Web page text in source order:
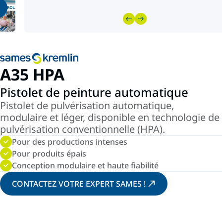
A35 HPA
Pistolet de peinture automatique
Pistolet de pulvérisation automatique,
modulaire et léger, disponible en technologie de
pulvérisation conventionnelle (HPA).
Pour des productions intenses
Pour produits épais
Conception modulaire et haute fiabilité
CONTACTEZ VOTRE EXPERT SAMES !